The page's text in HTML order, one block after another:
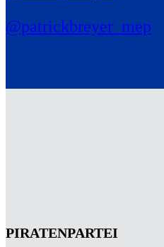
@patrickbreyer_mep
PIRATENPARTEI